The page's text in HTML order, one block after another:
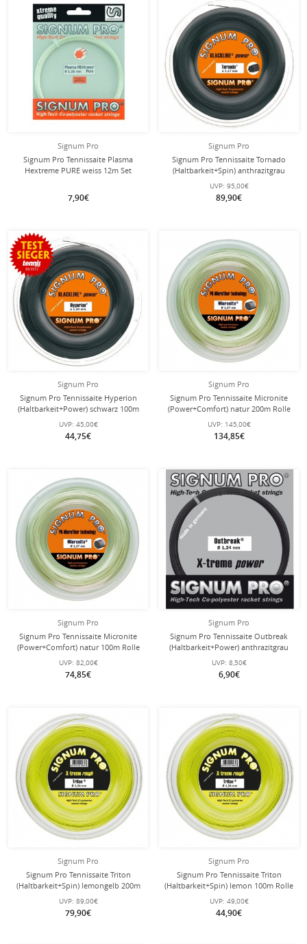
Signum Pro
Signum Pro Tennissaite Plasma
Hextreme PURE weiss 12m Set
7,90€
Signum Pro
Signum Pro Tennissaite Tornado
(Haltbarkeit+Spin) anthrazitgrau
200m Rolle
UVP: 95,00€
89,90€
Signum Pro
Signum Pro Tennissaite Hyperion
(Haltbarkeit+Power) schwarz 100m
Rolle
UVP: 45,00€
44,75€
Signum Pro
Signum Pro Tennissaite Micronite
(Power+Comfort) natur 200m Rolle
UVP: 145,00€
134,85€
Signum Pro
Signum Pro Tennissaite Micronite
(Power+Comfort) natur 100m Rolle
UVP: 82,00€
74,85€
Signum Pro
Signum Pro Tennissaite Outbreak
(Haltbarkeit+Power) anthrazitgrau
12m Set
UVP: 8,50€
6,90€
Signum Pro
Signum Pro Tennissaite Triton
(Haltbarkeit+Spin) lemongelb 200m
Rolle
UVP: 89,00€
79,90€
Signum Pro
Signum Pro Tennissaite Triton
(Haltbarkeit+Spin) lemon 100m Rolle
UVP: 49,00€
44,90€